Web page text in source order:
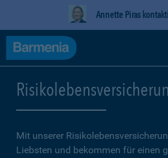
Annette Piras
Mit unserer
Liebsten und bekommen für einen